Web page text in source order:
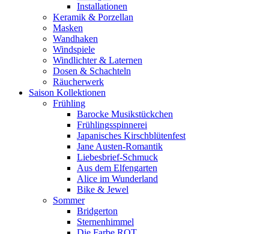
Installationen
Keramik & Porzellan
Masken
Wandhaken
Windspiele
Windlichter & Laternen
Dosen & Schachteln
Räucherwerk
Saison Kollektionen
Frühling
Barocke Musikstückchen
Frühlingsspinnerei
Japanisches Kirschblütenfest
Jane Austen-Romantik
Liebesbrief-Schmuck
Aus dem Elfengarten
Alice im Wunderland
Bike & Jewel
Sommer
Bridgerton
Sternenhimmel